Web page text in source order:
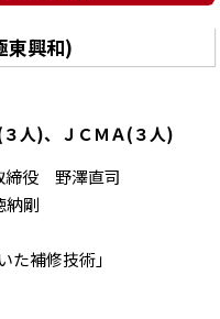
東興和)
人)、ＪＣＭＡ(３人)
役 野澤直司
剛
補修技術」